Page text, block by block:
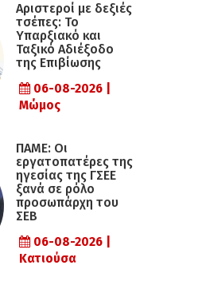
Αριστεροί με δεξιές
τσέπες: Το
Υπαρξιακό και
Ταξικό Αδιέξοδο
της Επιβίωσης
06-08-2026 |
Μώμος
ΠΑΜΕ: Οι
εργατοπατέρες της
ηγεσίας της ΓΣΕΕ
ξανά σε ρόλο
προσωπάρχη του
ΣΕΒ
06-08-2026 |
Κατιούσα